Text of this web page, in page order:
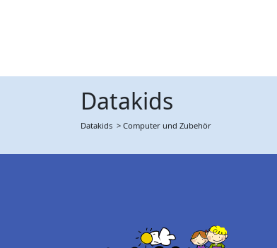
Datakids
Datakids > Computer und Zubehör